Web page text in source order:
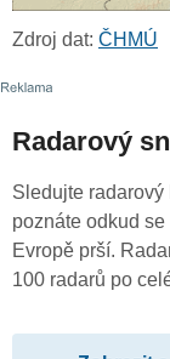
Zdroj dat: ČHMÚ
Radarový
Sledujte
poznáte odkud
Evropě prší.
100 radarů po